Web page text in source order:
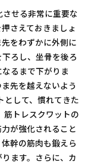
せる非常に重要な
さえておきましょ
をわずかに外側に
ろし、坐骨を後ろ
るまで下がりま
先を越えないよう
として、慣れてきた
筋トレスクワットの
が強化されること
幹の筋肉も鍛えら
ます。さらに、カ